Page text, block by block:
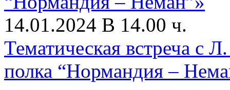
14.01.2024 В 14.00 ч.
Тематическая встреча
полка “Нормандия –